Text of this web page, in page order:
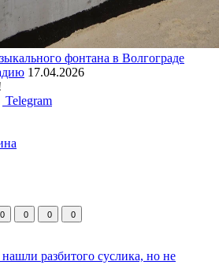
фонтана в Волгограде
17.04.2026
Telegram
0 0 0 0
разбитого суслика, но не